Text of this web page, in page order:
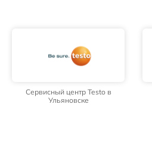
Сервисный центр Testo в
Ульяновске